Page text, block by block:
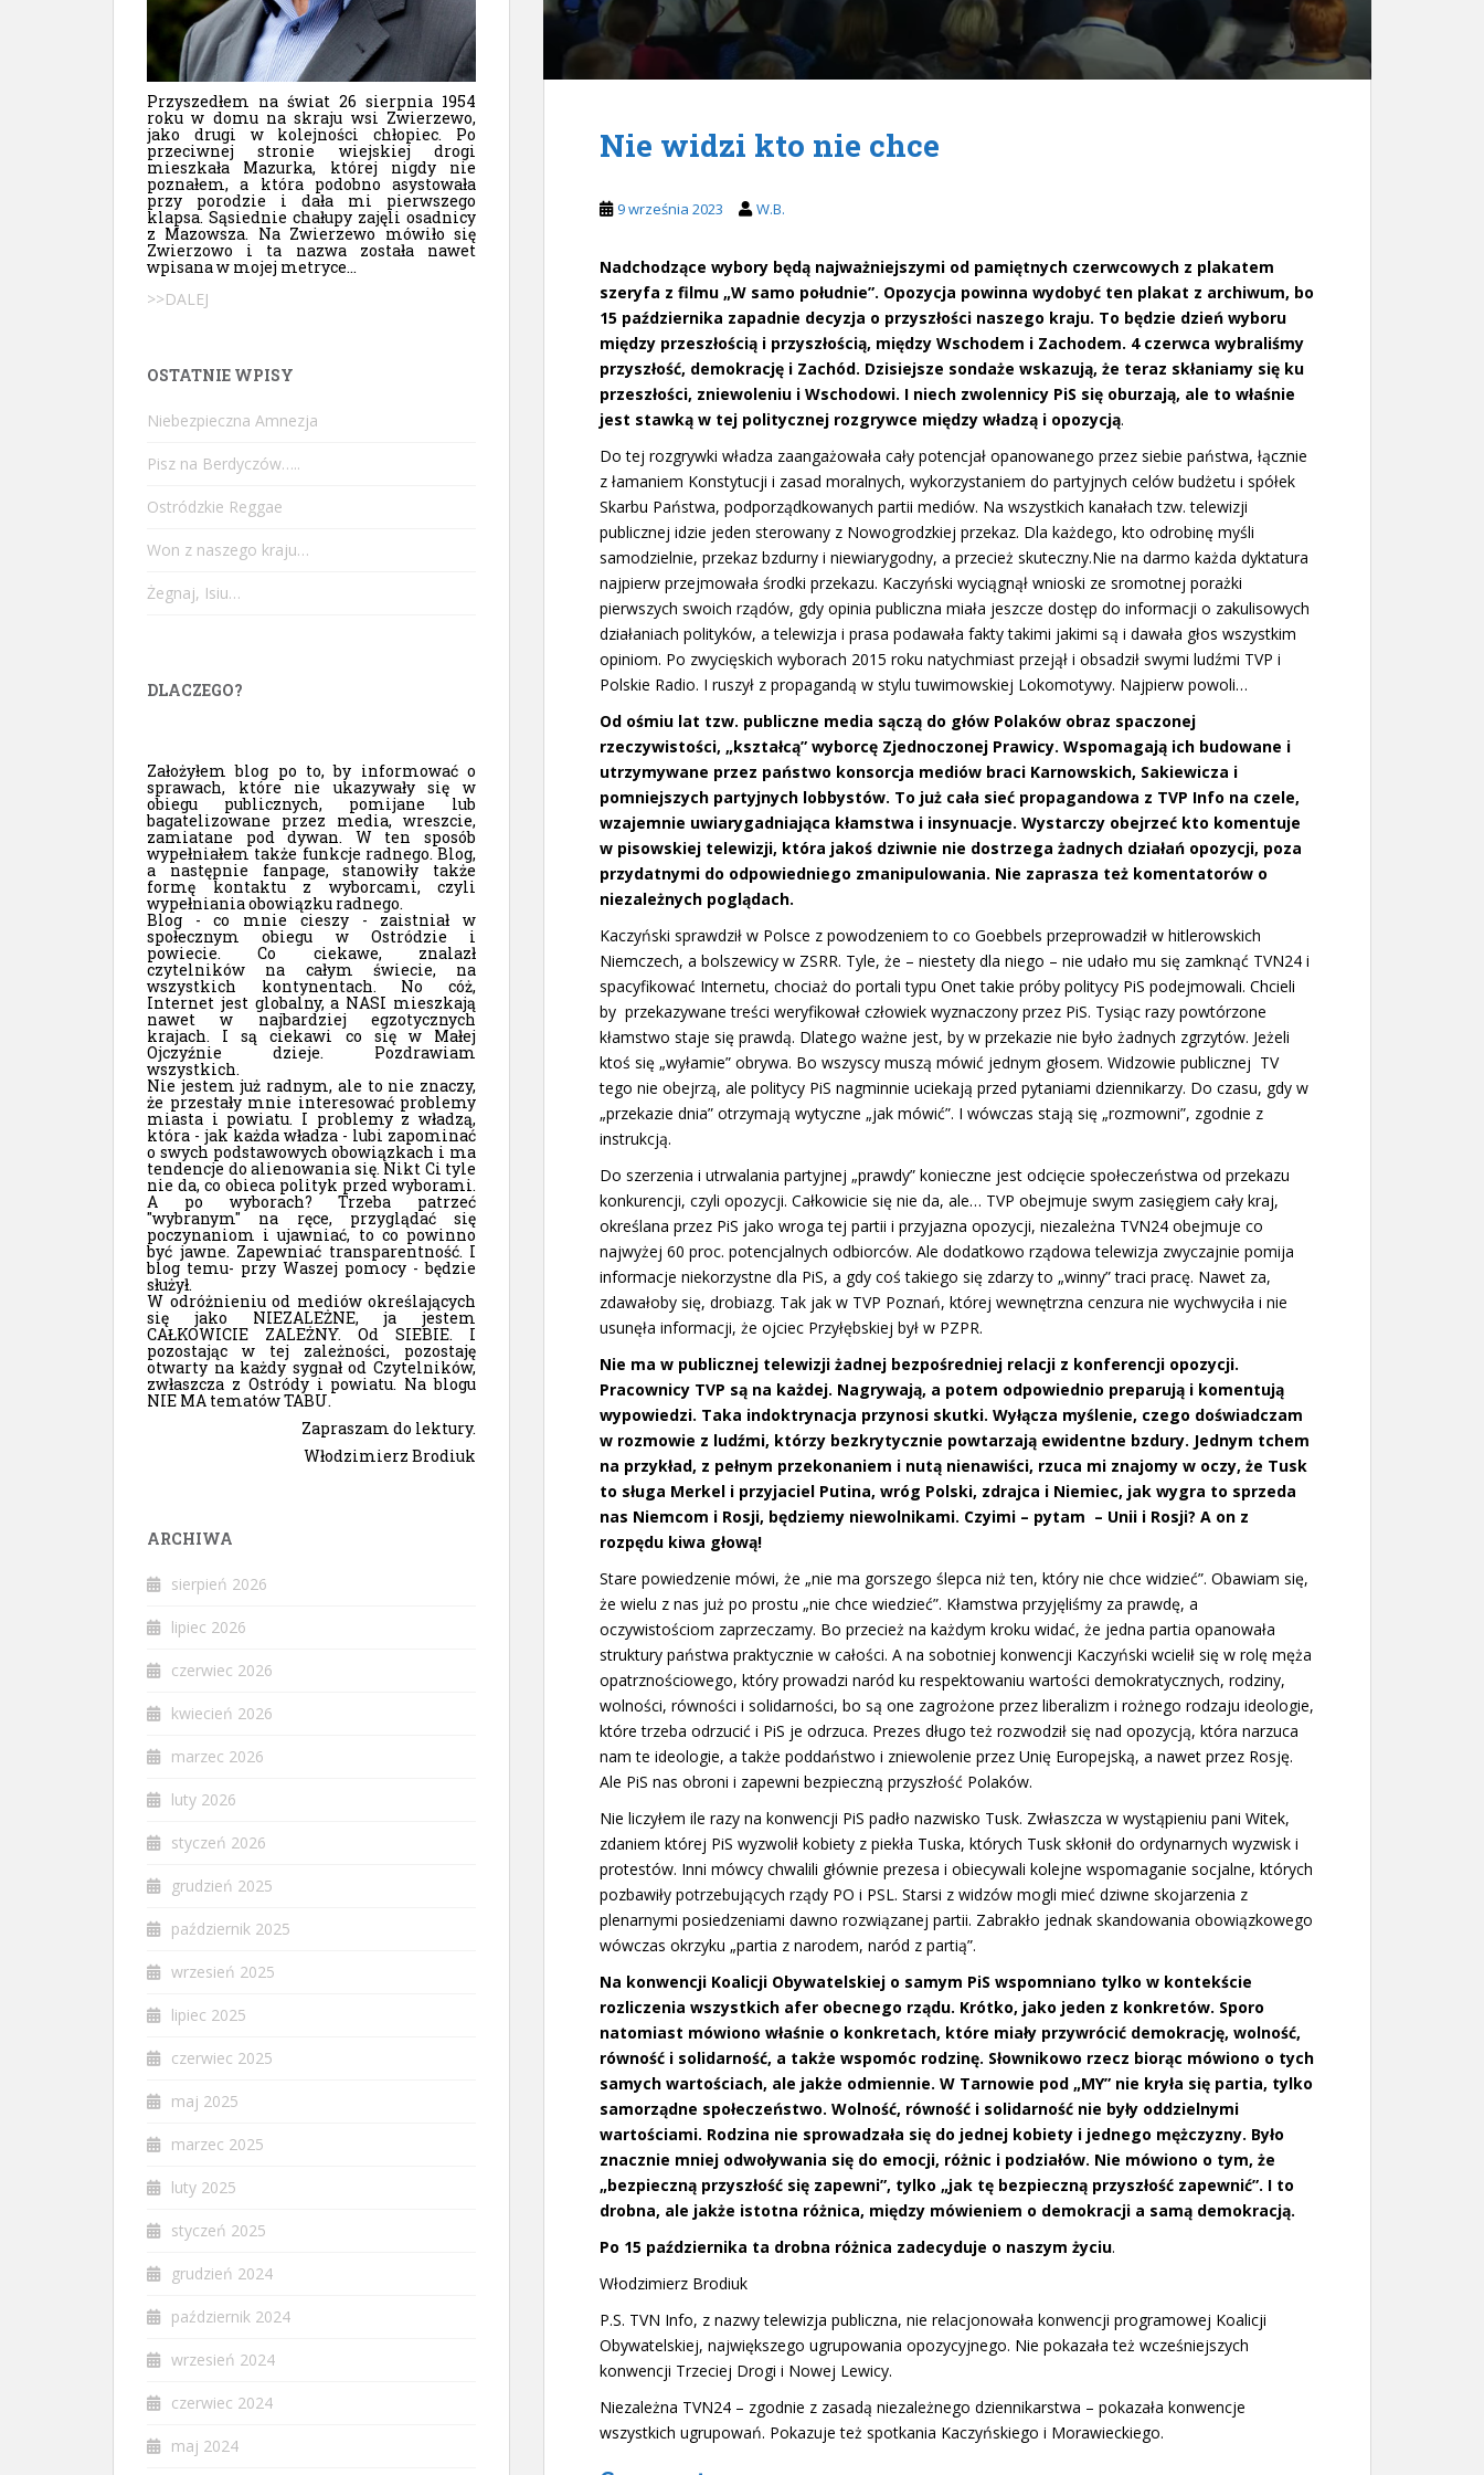
Nie widzi kto nie chce
9 września 2023 W.B.
Nadchodzące wybory będą najważniejszymi od pamiętnych czerwcowych z plakatem
szeryfa z filmu „W samo południe”. Opozycja powinna wydobyć ten plakat z archiwum, bo
15 października zapadnie decyzja o przyszłości naszego kraju. To będzie dzień wyboru
między przeszłością i przyszłością, między Wschodem i Zachodem. 4 czerwca wybraliśmy
przyszłość, demokrację i Zachód. Dzisiejsze sondaże wskazują, że teraz skłaniamy się ku
przeszłości, zniewoleniu i Wschodowi. I niech zwolennicy PiS się oburzają, ale to właśnie
jest stawką w tej politycznej rozgrywce między władzą i opozycją.
Do tej rozgrywki władza zaangażowała cały potencjał opanowanego przez siebie państwa, łącznie
z łamaniem Konstytucji i zasad moralnych, wykorzystaniem do partyjnych celów budżetu i spółek
Skarbu Państwa, podporządkowanych partii mediów. Na wszystkich kanałach tzw. telewizji
publicznej idzie jeden sterowany z Nowogrodzkiej przekaz. Dla każdego, kto odrobinę myśli
samodzielnie, przekaz bzdurny i niewiarygodny, a przecież skuteczny.Nie na darmo każda dyktatura
najpierw przejmowała środki przekazu. Kaczyński wyciągnął wnioski ze sromotnej porażki
pierwszych swoich rządów, gdy opinia publiczna miała jeszcze dostęp do informacji o zakulisowych
działaniach polityków, a telewizja i prasa podawała fakty takimi jakimi są i dawała głos wszystkim
opiniom. Po zwycięskich wyborach 2015 roku natychmiast przejął i obsadził swymi ludźmi TVP i
Polskie Radio. I ruszył z propagandą w stylu tuwimowskiej Lokomotywy. Najpierw powoli…
Od ośmiu lat tzw. publiczne media sączą do głów Polaków obraz spaczonej
rzeczywistości, „kształcą” wyborcę Zjednoczonej Prawicy. Wspomagają ich budowane i
utrzymywane przez państwo konsorcja mediów braci Karnowskich, Sakiewicza i
pomniejszych partyjnych lobbystów. To już cała sieć propagandowa z TVP Info na czele,
wzajemnie uwiarygadniająca kłamstwa i insynuacje. Wystarczy obejrzeć kto komentuje
w pisowskiej telewizji, która jakoś dziwnie nie dostrzega żadnych działań opozycji, poza
przydatnymi do odpowiedniego zmanipulowania. Nie zaprasza też komentatorów o
niezależnych poglądach.
Kaczyński sprawdził w Polsce z powodzeniem to co Goebbels przeprowadził w hitlerowskich
Niemczech, a bolszewicy w ZSRR. Tyle, że – niestety dla niego – nie udało mu się zamknąć TVN24 i
spacyfikować Internetu, chociaż do portali typu Onet takie próby politycy PiS podejmowali. Chcieli
by przekazywane treści weryfikował człowiek wyznaczony przez PiS. Tysiąc razy powtórzone
kłamstwo staje się prawdą. Dlatego ważne jest, by w przekazie nie było żadnych zgrzytów. Jeżeli
ktoś się „wyłamie” obrywa. Bo wszyscy muszą mówić jednym głosem. Widzowie publicznej TV
tego nie obejrzą, ale politycy PiS nagminnie uciekają przed pytaniami dziennikarzy. Do czasu, gdy w
„przekazie dnia” otrzymają wytyczne „jak mówić”. I wówczas stają się „rozmowni”, zgodnie z
instrukcją.
Do szerzenia i utrwalania partyjnej „prawdy” konieczne jest odcięcie społeczeństwa od przekazu
konkurencji, czyli opozycji. Całkowicie się nie da, ale… TVP obejmuje swym zasięgiem cały kraj,
określana przez PiS jako wroga tej partii i przyjazna opozycji, niezależna TVN24 obejmuje co
najwyżej 60 proc. potencjalnych odbiorców. Ale dodatkowo rządowa telewizja zwyczajnie pomija
informacje niekorzystne dla PiS, a gdy coś takiego się zdarzy to „winny” traci pracę. Nawet za,
zdawałoby się, drobiazg. Tak jak w TVP Poznań, której wewnętrzna cenzura nie wychwyciła i nie
usunęła informacji, że ojciec Przyłębskiej był w PZPR.
Nie ma w publicznej telewizji żadnej bezpośredniej relacji z konferencji opozycji.
Pracownicy TVP są na każdej. Nagrywają, a potem odpowiednio preparują i komentują
wypowiedzi. Taka indoktrynacja przynosi skutki. Wyłącza myślenie, czego doświadczam
w rozmowie z ludźmi, którzy bezkrytycznie powtarzają ewidentne bzdury. Jednym tchem
na przykład, z pełnym przekonaniem i nutą nienawiści, rzuca mi znajomy w oczy, że Tusk
to sługa Merkel i przyjaciel Putina, wróg Polski, zdrajca i Niemiec, jak wygra to sprzeda
nas Niemcom i Rosji, będziemy niewolnikami. Czyimi – pytam – Unii i Rosji? A on z
rozpędu kiwa głową!
Stare powiedzenie mówi, że „nie ma gorszego ślepca niż ten, który nie chce widzieć”. Obawiam się,
że wielu z nas już po prostu „nie chce wiedzieć”. Kłamstwa przyjęliśmy za prawdę, a
oczywistościom zaprzeczamy. Bo przecież na każdym kroku widać, że jedna partia opanowała
struktury państwa praktycznie w całości. A na sobotniej konwencji Kaczyński wcielił się w rolę męża
opatrznościowego, który prowadzi naród ku respektowaniu wartości demokratycznych, rodziny,
wolności, równości i solidarności, bo są one zagrożone przez liberalizm i rożnego rodzaju ideologie,
które trzeba odrzucić i PiS je odrzuca. Prezes długo też rozwodził się nad opozycją, która narzuca
nam te ideologie, a także poddaństwo i zniewolenie przez Unię Europejską, a nawet przez Rosję.
Ale PiS nas obroni i zapewni bezpieczną przyszłość Polaków.
Nie liczyłem ile razy na konwencji PiS padło nazwisko Tusk. Zwłaszcza w wystąpieniu pani Witek,
zdaniem której PiS wyzwolił kobiety z piekła Tuska, których Tusk skłonił do ordynarnych wyzwisk i
protestów. Inni mówcy chwalili głównie prezesa i obiecywali kolejne wspomaganie socjalne, których
pozbawiły potrzebujących rządy PO i PSL. Starsi z widzów mogli mieć dziwne skojarzenia z
plenarnymi posiedzeniami dawno rozwiązanej partii. Zabrakło jednak skandowania obowiązkowego
wówczas okrzyku „partia z narodem, naród z partią”.
Na konwencji Koalicji Obywatelskiej o samym PiS wspomniano tylko w kontekście
rozliczenia wszystkich afer obecnego rządu. Krótko, jako jeden z konkretów. Sporo
natomiast mówiono właśnie o konkretach, które miały przywrócić demokrację, wolność,
równość i solidarność, a także wspomóc rodzinę. Słownikowo rzecz biorąc mówiono o tych
samych wartościach, ale jakże odmiennie. W Tarnowie pod „MY” nie kryła się partia, tylko
samorządne społeczeństwo. Wolność, równość i solidarność nie były oddzielnymi
wartościami. Rodzina nie sprowadzała się do jednej kobiety i jednego mężczyzny. Było
znacznie mniej odwoływania się do emocji, różnic i podziałów. Nie mówiono o tym, że
„bezpieczną przyszłość się zapewni”, tylko „jak tę bezpieczną przyszłość zapewnić”. I to
drobna, ale jakże istotna różnica, między mówieniem o demokracji a samą demokracją.
Po 15 października ta drobna różnica zadecyduje o naszym życiu.
Włodzimierz Brodiuk
P.S. TVN Info, z nazwy telewizja publiczna, nie relacjonowała konwencji programowej Koalicji
Obywatelskiej, największego ugrupowania opozycyjnego. Nie pokazała też wcześniejszych
konwencji Trzeciej Drogi i Nowej Lewicy.
Niezależna TVN24 – zgodnie z zasadą niezależnego dziennikarstwa – pokazała konwencje
wszystkich ugrupowań. Pokazuje też spotkania Kaczyńskiego i Morawieckiego.
Przyszedłem na świat 26 sierpnia 1954
roku w domu na skraju wsi Zwierzewo,
jako drugi w kolejności chłopiec. Po
przeciwnej stronie wiejskiej drogi
mieszkała Mazurka, której nigdy nie
poznałem, a która podobno asystowała
przy porodzie i dała mi pierwszego
klapsa. Sąsiednie chałupy zajęli osadnicy
z Mazowsza. Na Zwierzewo mówiło się
Zwierzowo i ta nazwa została nawet
wpisana w mojej metryce...
>>DALEJ
OSTATNIE WPISY
Niebezpieczna Amnezja
Pisz na Berdyczów…..
Ostródzkie Reggae
Won z naszego kraju…
Żegnaj, Isiu…
DLACZEGO?
Założyłem blog po to, by informować o
sprawach, które nie ukazywały się w
obiegu publicznych, pomijane lub
bagatelizowane przez media, wreszcie,
zamiatane pod dywan. W ten sposób
wypełniałem także funkcje radnego. Blog,
a następnie fanpage, stanowiły także
formę kontaktu z wyborcami, czyli
wypełniania obowiązku radnego.
Blog - co mnie cieszy - zaistniał w
społecznym obiegu w Ostródzie i
powiecie. Co ciekawe, znalazł
czytelników na całym świecie, na
wszystkich kontynentach. No cóż,
Internet jest globalny, a NASI mieszkają
nawet w najbardziej egzotycznych
krajach. I są ciekawi co się w Małej
Ojczyźnie dzieje. Pozdrawiam
wszystkich.
Nie jestem już radnym, ale to nie znaczy,
że przestały mnie interesować problemy
miasta i powiatu. I problemy z władzą,
która - jak każda władza - lubi zapominać
o swych podstawowych obowiązkach i ma
tendencje do alienowania się. Nikt Ci tyle
nie da, co obieca polityk przed wyborami.
A po wyborach? Trzeba patrzeć
"wybranym" na ręce, przyglądać się
poczynaniom i ujawniać, to co powinno
być jawne. Zapewniać transparentność. I
blog temu- przy Waszej pomocy - będzie
służył.
W odróżnieniu od mediów określających
się jako NIEZALEŻNE, ja jestem
CAŁKOWICIE ZALEŻNY. Od SIEBIE. I
pozostając w tej zależności, pozostaję
otwarty na każdy sygnał od Czytelników,
zwłaszcza z Ostródy i powiatu. Na blogu
NIE MA tematów TABU.
Zapraszam do lektury.
Włodzimierz Brodiuk
ARCHIWA
sierpień 2026
lipiec 2026
czerwiec 2026
kwiecień 2026
marzec 2026
luty 2026
styczeń 2026
grudzień 2025
październik 2025
wrzesień 2025
lipiec 2025
czerwiec 2025
maj 2025
marzec 2025
luty 2025
styczeń 2025
grudzień 2024
październik 2024
wrzesień 2024
czerwiec 2024
maj 2024